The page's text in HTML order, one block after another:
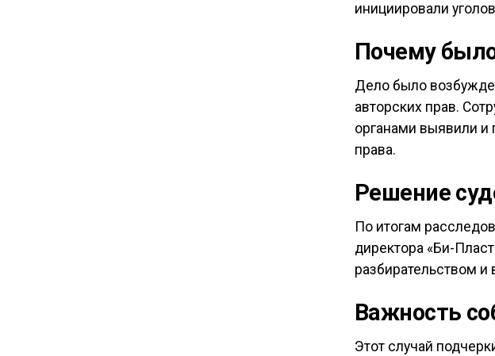
инициировали
Почему
Дело было
авторских прав.
органами выявили и
права.
Решение
По итогам
директора «Би-
разбирательством
Важность
Этот случай